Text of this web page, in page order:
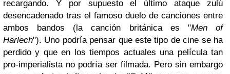
recargando. Y por supuesto el último ataque zulú
desencadenado tras el famoso duelo de canciones entre
ambos bandos (la canción británica es "Men of
Harlech"). Uno podría pensar que este tipo de cine se ha
perdido y que en los tiempos actuales una película tan
pro-imperialista no podría ser filmada. Pero sin embargo